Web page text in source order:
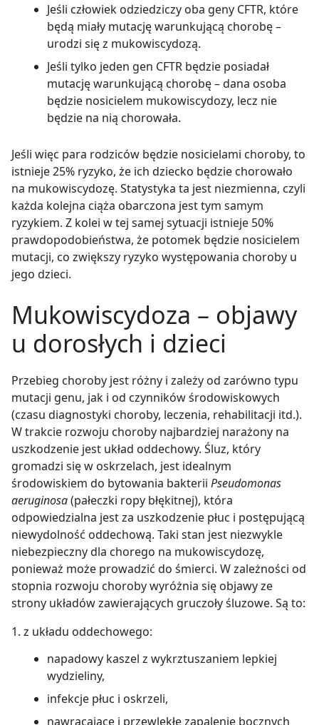
Jeśli człowiek odziedziczy oba geny CFTR, które
będą miały mutację warunkującą chorobę –
urodzi się z mukowiscydozą.
Jeśli tylko jeden gen CFTR będzie posiadał
mutację warunkującą chorobę – dana osoba
będzie nosicielem mukowiscydozy, lecz nie
będzie na nią chorowała.
Jeśli więc para rodziców będzie nosicielami choroby, to
istnieje 25% ryzyko, że ich dziecko będzie chorowało
na mukowiscydozę. Statystyka ta jest niezmienna, czyli
każda kolejna ciąża obarczona jest tym samym
ryzykiem. Z kolei w tej samej sytuacji istnieje 50%
prawdopodobieństwa, że potomek będzie nosicielem
mutacji, co zwiększy ryzyko występowania choroby u
jego dzieci.
Mukowiscydoza – objawy
u dorosłych i dzieci
Przebieg choroby jest różny i zależy od zarówno typu
mutacji genu, jak i od czynników środowiskowych
(czasu diagnostyki choroby, leczenia, rehabilitacji itd.).
W trakcie rozwoju choroby najbardziej narażony na
uszkodzenie jest układ oddechowy. Śluz, który
gromadzi się w oskrzelach, jest idealnym
środowiskiem do bytowania bakterii Pseudomonas
aeruginosa(pałeczki ropy błękitnej), która
odpowiedzialna jest za uszkodzenie płuc i postępującą
niewydolność oddechową. Taki stan jest niezwykle
niebezpieczny dla chorego na mukowiscydozę,
ponieważ może prowadzić do śmierci. W zależności od
stopnia rozwoju choroby wyróżnia się objawy ze
strony układów zawierających gruczoły śluzowe. Są to:
1. z układu oddechowego:
napadowy kaszel z wykrztuszaniem lepkiej
wydzieliny,
infekcje płuc i oskrzeli,
nawracające i przewlekłe zapalenie bocznych